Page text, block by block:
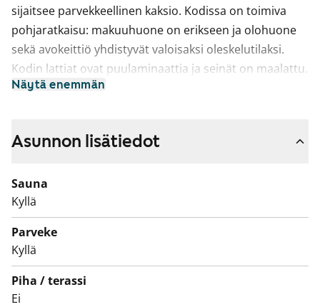
sijaitsee parvekkeellinen kaksio. Kodissa on toimiva
pohjaratkaisu: makuuhuone on erikseen ja olohuone
sekä avokeittiö yhdistyvät valoisaksi oleskelutilaksi.
Kodin lattiat ovat puulaminaattia ja seinät on maalattu.
Kylpyhuone on tyylikkäästi kokonaan laatoitettu. Kodin
jääkaappipakastin, lattiauuni sekä perinteinen liesi.
Kylpyhuoneessa on tilavaraus ja liitännät max. 60 cm
leveälle pyykinpesukoneelle. Olisiko tämä uusi
vuokrakotisi?
Näytä enemmän
Asunnon lisätiedot
Sauna
Kyllä
Parveke
Kyllä
Piha / terassi
Ei